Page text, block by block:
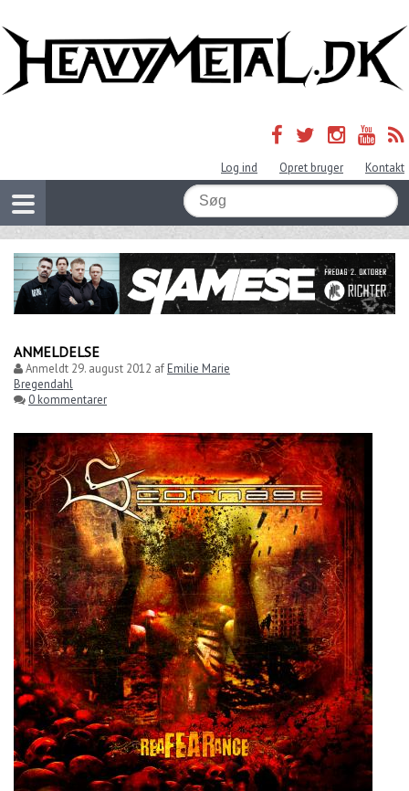
Log ind Opret bruger Kontakt
ANMELDELSE
Anmeldt 29. august 2012 afEmilie Marie
Bregendahl
0 kommentarer